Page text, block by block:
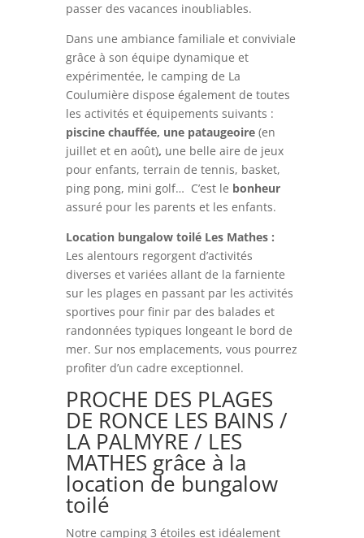
passer des vacances inoubliables.
Dans une ambiance familiale et conviviale
grâce à son équipe dynamique et
expérimentée, le camping de La
Coulumière dispose également de toutes
les activités et équipements suivants :
piscine chauffée, une pataugeoire (en
juillet et en août), une belle aire de jeux
pour enfants, terrain de tennis, basket,
ping pong, mini golf… C’est le bonheur
assuré pour les parents et les enfants.
Location bungalow toilé Les Mathes :
Les alentours regorgent d’activités
diverses et variées allant de la farniente
sur les plages en passant par les activités
sportives pour finir par des balades et
randonnées typiques longeant le bord de
mer. Sur nos emplacements, vous pourrez
profiter d’un cadre exceptionnel.
PROCHE DES PLAGES
DE RONCE LES BAINS /
LA PALMYRE / LES
MATHES grâce à la
location de bungalow
toilé
Notre camping 3 étoiles est idéalement